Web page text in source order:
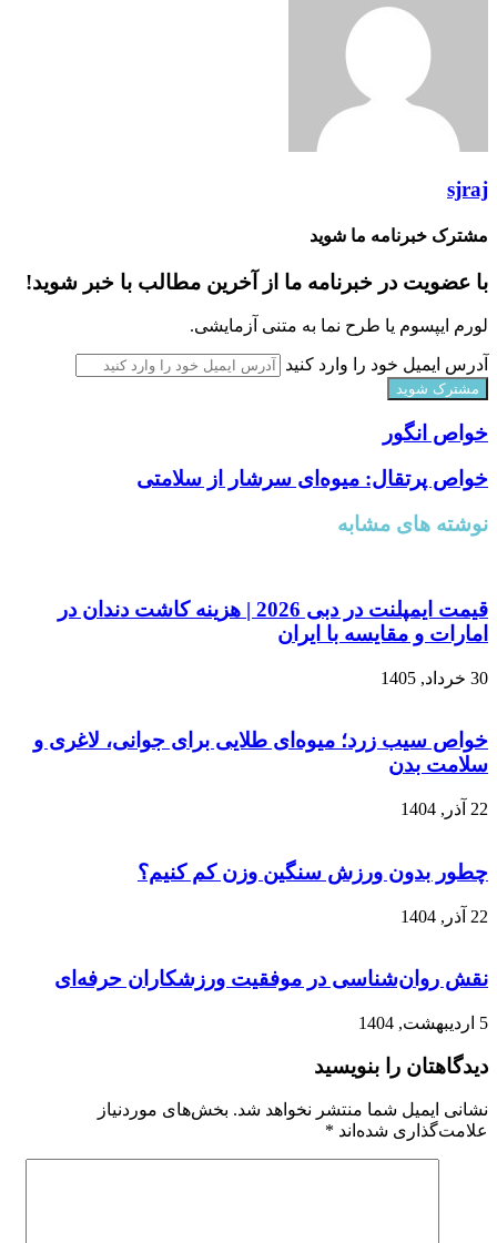
sjraj
مشترک خبرنامه ما شوید
با عضویت در خبرنامه ما از آخرین مطالب با خبر شوید!
لورم ایپسوم یا طرح‌ نما به متنی آزمایشی.
آدرس ایمیل خود را وارد کنید
خواص انگور
خواص پرتقال: میوه‌ای سرشار از سلامتی
نوشته های مشابه
قیمت ایمپلنت در دبی 2026 | هزینه کاشت دندان در
امارات و مقایسه با ایران
30 خرداد, 1405
خواص سیب زرد؛ میوه‌ای طلایی برای جوانی، لاغری و
سلامت بدن
22 آذر, 1404
چطور بدون ورزش سنگین وزن کم کنیم؟
22 آذر, 1404
نقش روان‌شناسی در موفقیت ورزشکاران حرفه‌ای
5 اردیبهشت, 1404
دیدگاهتان را بنویسید
نشانی ایمیل شما منتشر نخواهد شد. بخش‌های موردنیاز
علامت‌گذاری شده‌اند *